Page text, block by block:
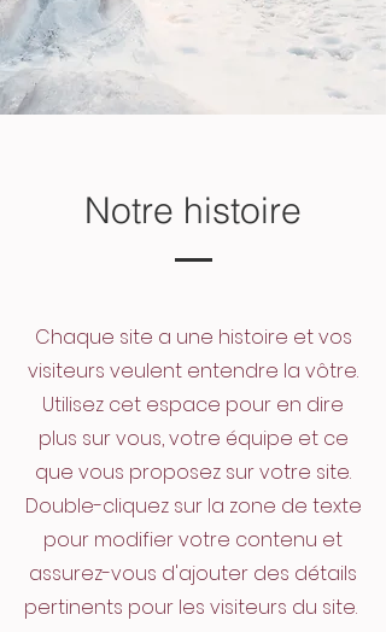
Notre histoire
Chaque site a une histoire et vos
visiteurs veulent entendre la vôtre.
Utilisez cet espace pour en dire
plus sur vous, votre équipe et ce
que vous proposez sur votre site.
Double-cliquez sur la zone de texte
pour modifier votre contenu et
assurez-vous d'ajouter des détails
pertinents pour les visiteurs du site. ​